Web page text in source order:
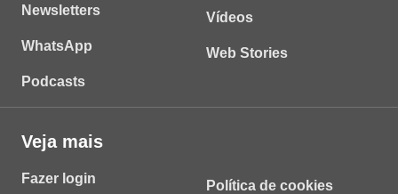
Newsletters
WhatsApp
Podcasts
Vídeos
Web Stories
Veja mais
Fazer login Política de cookies